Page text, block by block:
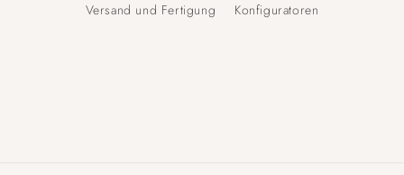
Versand und Fertigung
Konfiguratoren